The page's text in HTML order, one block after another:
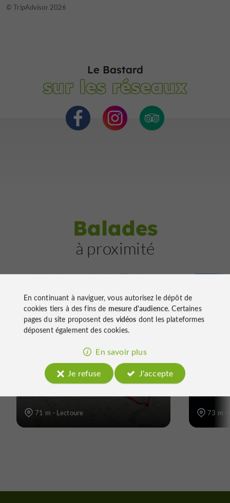
© TripAdvisor 2026
Le Bastard
sur les réseaux
Balades
à proximité
VAE – CIRCUIT 4 – 32.8 KM
– LECTOURE – CASTET-
ARROUY – PLIEUX – L’ISLE
Vélo vtc Vtt
Vélo / route
Vélo à assistance électrique
71 m - Lectoure
Marche
73 m -
En continuant à naviguer, vous autorisez le dépôt de
cookies tiers à des fins de mesure d'audience. Certaines
pages du site proposent des vidéos dont les plateformes
déposent également des cookies.
En savoir plus
Je refuse
J'accepte